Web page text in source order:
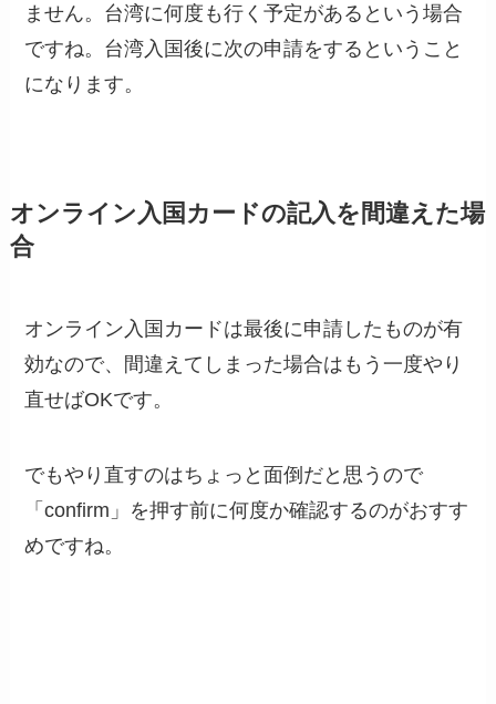
ません。台湾に何度も行く予定があるという場合
ですね。台湾入国後に次の申請をするということ
になります。
オンライン入国カードの記入を間違えた場
合
オンライン入国カードは最後に申請したものが有
効なので、間違えてしまった場合はもう一度やり
直せばOKです。
でもやり直すのはちょっと面倒だと思うので
「confirm」を押す前に何度か確認するのがおすす
めですね。